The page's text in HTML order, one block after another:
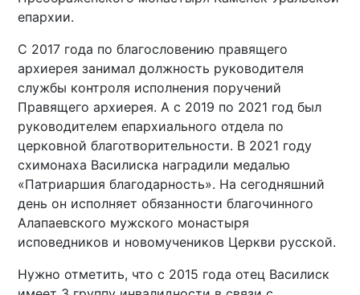
епархии.
С 2017 года по благословению правящего
архиерея занимал должность руководителя
службы контроля исполнения поручений
Правящего архиерея. А с 2019 по 2021 год был
руководителем епархиального отдела по
церковной благотворительности. В 2021 году
схимонаха Василиска наградили медалью
«Патриаршия благодарность». На сегодняшний
день он исполняет обязанности благочинного
Алапаевского мужского монастыря
исповедников и новомучеников Церкви русской.
Нужно отметить, что с 2015 года отец Василиск